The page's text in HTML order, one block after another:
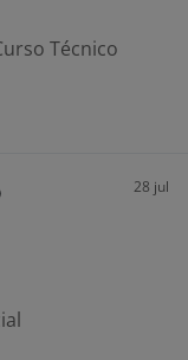
Técnico
28 jul